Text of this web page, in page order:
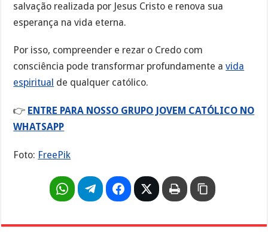
salvação realizada por Jesus Cristo e renova sua
esperança na vida eterna.
Por isso, compreender e rezar o Credo com
consciência pode transformar profundamente avida
espiritual de qualquer católico.
👉 ENTRE PARA NOSSO GRUPO JOVEM CATÓLICO NO
WHATSAPP
Foto: FreePik